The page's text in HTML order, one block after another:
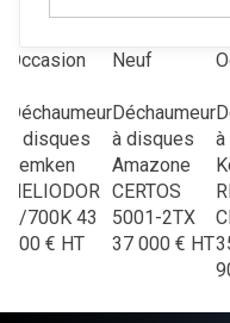
Occasion
Déchaumeur
à disques
Lemken
HELIODOR
9/700K 43
000 € HT
Neuf
Déchaumeur
à disques
Amazone
CERTOS
5001-2TX
37 000 € HT
à